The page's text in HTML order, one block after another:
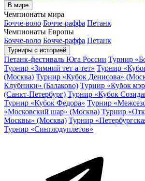
В мире
Чемпионаты мира
Бочче-воло Бочче-раффа Петанк
Чемпионаты Европы
Бочче-воло Бочче-раффа Петанк
Турниры с историей
Петанк-фестиваль Юга России Турнир
Турнир «Зимний тет-а-тет» Турнир
(Москва) Турнир «Кубок Денисова»
Клубники» (Балаково) Турнир «Кубок
(Санкт-Петербург) Турнир «Кубок
Турнир «Кубок Федора» Турнир
«Московский шар» (Москва) Турнир
Москвы» (Москва) Турнир
Турнир «Синглодуплетов»